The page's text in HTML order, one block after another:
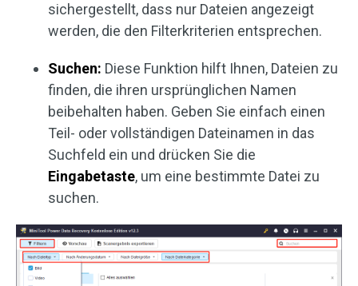
sichergestellt, dass nur Dateien angezeigt
werden, die den Filterkriterien entsprechen.
Suchen: Diese Funktion hilft Ihnen, Dateien zu
finden, die ihren ursprünglichen Namen
beibehalten haben. Geben Sie einfach einen
Teil- oder vollständigen Dateinamen in das
Suchfeld ein und drücken Sie die
Eingabetaste, um eine bestimmte Datei zu
suchen.